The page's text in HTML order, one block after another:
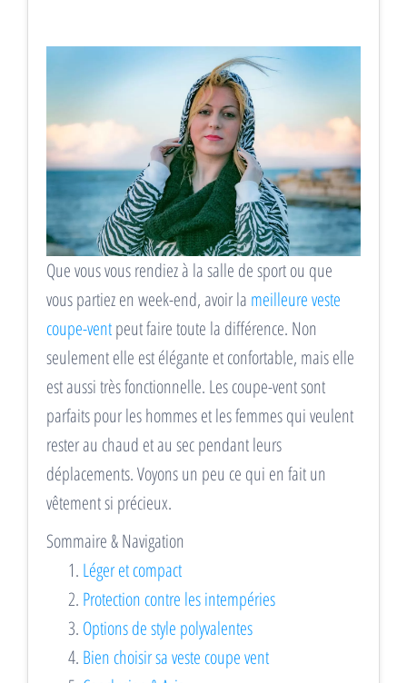
Que vous vous rendiez à la salle de sport ou que
vous partiez en week-end, avoir la meilleure veste
coupe-ventpeut faire toute la différence. Non
seulement elle est élégante et confortable, mais elle
est aussi très fonctionnelle. Les coupe-vent sont
parfaits pour les hommes et les femmes qui veulent
rester au chaud et au sec pendant leurs
déplacements. Voyons un peu ce qui en fait un
vêtement si précieux.
Sommaire & Navigation
Léger et compact
Protection contre les intempéries
Options de style polyvalentes
Bien choisir sa veste coupe vent